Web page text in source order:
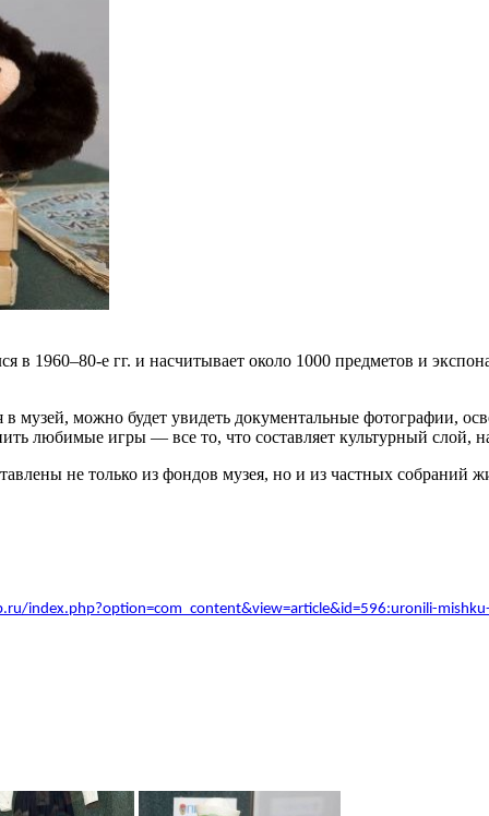
в 1960–80-е гг. и насчитывает около 1000 предметов и
можно будет увидеть документальные фотографии,
любимые игры — все то, что составляет культурный слой,
не только из фондов музея, но и из частных собраний
index.php?option=com_content&view=article&id=596:uronili-